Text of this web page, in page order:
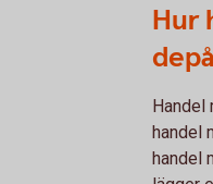
Hur
Handel
handel
handel